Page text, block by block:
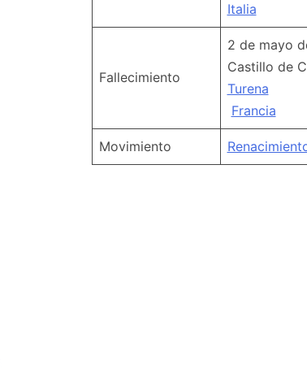
Italia
Fallecimiento
2 de mayo
Castillo de
Turena
Francia
Movimiento